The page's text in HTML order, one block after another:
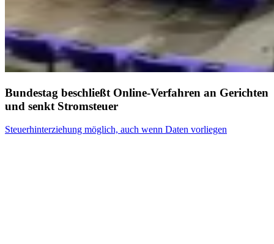
Bundestag beschließt Online-Verfahren an Gerichten
und senkt Stromsteuer
Steuerhinterziehung möglich, auch wenn Daten vorliegen